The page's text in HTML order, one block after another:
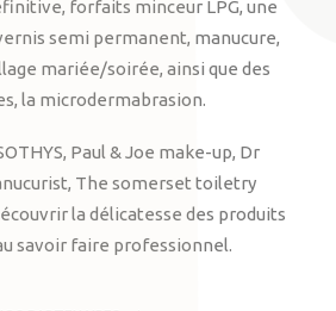
forfaits minceur LPG, une
semi permanent, manucure,
mariée/soirée, ainsi que des
la microdermabrasion.
Paul & Joe make-up, Dr
The somerset toiletry
la délicatesse des produits
savoir faire professionnel.